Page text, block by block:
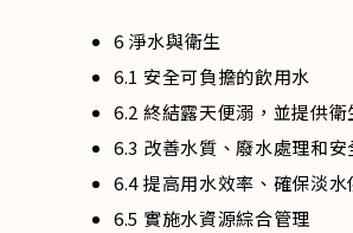
6 淨水與衛生
6.1 安全可負擔的飲用水
6.2 終結露天便溺，並提供衛
6.3 改善水質、廢水處理和安
6.4 提高用水效率、確保淡水
6.5 實施水資源綜合管理